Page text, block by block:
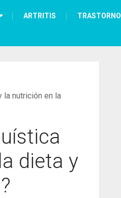
ARTRITIS TRASTORNO
nutrición en la
dieta y